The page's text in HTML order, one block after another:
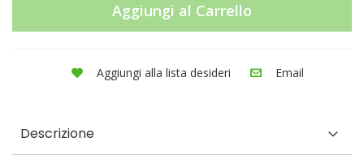
Aggiungi al Carrello
Aggiungi alla lista desideri Email
Descrizione